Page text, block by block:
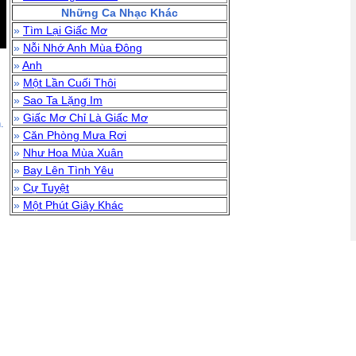
Những Ca Nhạc Khác
» Tìm Lại Giấc Mơ
» Nỗi Nhớ Anh Mùa Đông
»Anh
» Một Lần Cuối Thôi
» Sao Ta Lặng Im
» Giấc Mơ Chỉ Là Giấc Mơ
» Căn Phòng Mưa Rơi
» Như Hoa Mùa Xuân
» Bay Lên Tình Yêu
» Cự Tuyệt
» Một Phút Giây Khác